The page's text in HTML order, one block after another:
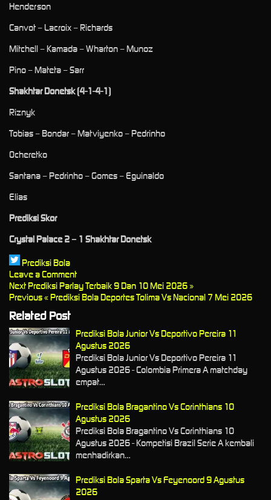
Henderson
Canvot – Lacroix – Richards
Mitchell – Kamada – Wharton – Munoz
Pino – Mateta – Sarr
Shakhtar Donetsk (4-1-4-1)
Riznyk
Tobias – Bondar – Matviyenko – Pedrinho
Ocheretko
Santana – Pedrinho – Gomes – Eguinaldo
Elias
Prediksi Skor
Crystal Palace 2 – 1 Shakhtar Donetsk
Prediksi Bola
Leave a Comment
NextPrediksi Parlay Terbaik 9 Dan 10 Mei 2026 »
Previous« Prediksi Bola Deportes Tolima Vs Nacional 7 Mei 2026
Related Post
Prediksi Bola Junior Vs Deportivo Pereira 11
Agustus 2026
Prediksi Bola Junior Vs Deportivo Pereira 11
Agustus 2026 - Colombia Primera A matchday
empat…
Prediksi Bola Bragantino Vs Corinthians 10
Agustus 2026
Prediksi Bola Bragantino Vs Corinthians 10
Agustus 2026 - Kompetisi Brazil Serie A kembali
menhadirkan…
Prediksi Bola Sparta Vs Feyenoord 9 Agustus
2026